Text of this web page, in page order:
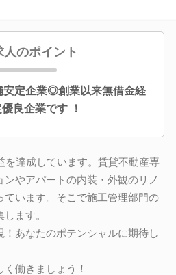
人のポイント
定企業◎創業以来無借金経
良企業です ！
を達成しています。賃貸不動産専
やアパートの内装・外観のリノ
います。そこで施工管理部門の
ます。
あなたのポテンシャルに期待し
働きましょう！